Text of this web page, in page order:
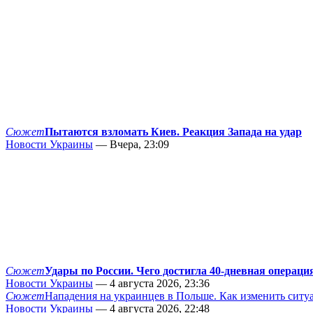
СюжетПытаются взломать Киев. Реакция Запада на удар
Новости Украины — Вчера, 23:09
СюжетУдары по России. Чего достигла 40-дневная
Новости Украины — 4 августа 2026, 23:36
СюжетНападения на украинцев в Польше. Как изменить
Новости Украины — 4 августа 2026, 22:48